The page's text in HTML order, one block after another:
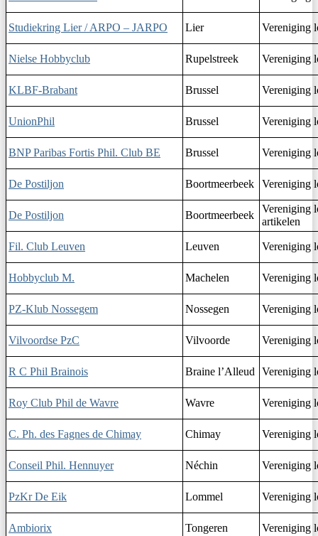
Studiekring Lier / ARPO – JARPO Lier Vereniging
Nielse Hobbyclub Rupelstreek Vereniging
KLBF-Brabant Brussel Vereniging
UnionPhil Brussel Vereniging
BNP Paribas Fortis Phil. Club BE Brussel Vereniging
De Postiljon Boortmeerbeek Vereniging
De Postiljon Boortmeerbeek
Vereniging
artikelen
Fil. Club Leuven Leuven Vereniging
Hobbyclub M. Machelen Vereniging
PZ-Klub Nossegem Nossegen Vereniging
Vilvoordse PzC Vilvoorde Vereniging
R C Phil Brainois Braine l’Alleud Vereniging
Roy Club Phil de Wavre Wavre Vereniging
C. Ph. des Fagnes de Chimay Chimay Vereniging
Conseil Phil. Hennuyer Néchin Vereniging
PzKr De Eik Lommel Vereniging
Ambiorix Tongeren Vereniging